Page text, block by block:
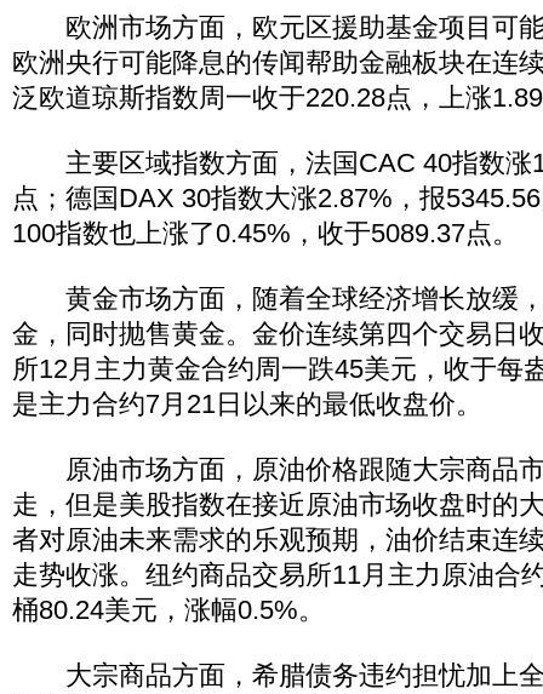
欧洲市场方面，欧元区援助基金项目可
欧洲央行可能降息的传闻帮助金融板块在连
泛欧道琼斯指数周一收于220.28点，上涨
主要区域指数方面，法国CAC 40指数涨
点；德国DAX 30指数大涨2.87%，报
100指数也上涨了0.45%，收于5089.37点。
黄金市场方面，随着全球经济增长放缓
金，同时抛售黄金。金价连续第四个交易日
所12月主力黄金合约周一跌45美元，收于每
是主力合约7月21日以来的最低收盘价。
原油市场方面，原油价格跟随大宗商品
走，但是美股指数在接近原油市场收盘时的
者对原油未来需求的乐观预期，油价结束连
走势收涨。纽约商品交易所11月主力原油合
桶80.24美元，涨幅0.5%。
大宗商品方面，希腊债务违约担忧加上